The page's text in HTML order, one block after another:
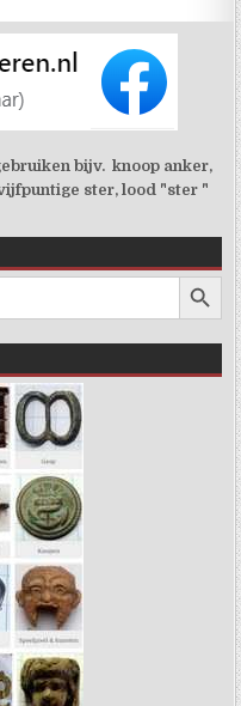
bijv. knoop anker,
ster, lood "ster "